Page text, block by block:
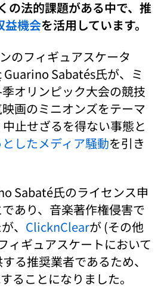
の法的課題がある中で、推
益機会を活用しています。
のフィギュアスケータ
Sabatés氏が、ミ
オリンピック大会の競技
画のミニオンズをテーマ
止せざるを得ない事態と
したメディア騒動を引き
Sabaté氏のライセンス申
あり、音楽著作権侵害で
、 ClicknClearが (その他
ィギュアスケートにおいて
る推奨業者であるため、
ることになりました。